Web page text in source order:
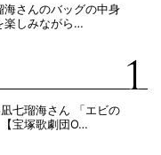
さんのバッグの中身
楽しみながら…
七瑠海さん 「エビの
宝塚歌劇団O…